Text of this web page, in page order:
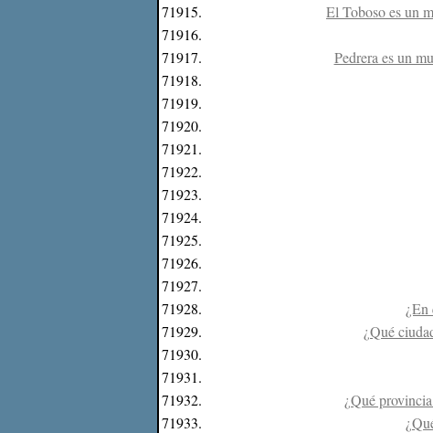
71915.
El Toboso es un
71916.
71917.
Pedrera es un
71918.
71919.
71920.
71921.
71922.
71923.
71924.
71925.
71926.
71927.
71928.
¿En
71929.
¿Qué
71930.
71931.
71932.
¿Qué
71933.